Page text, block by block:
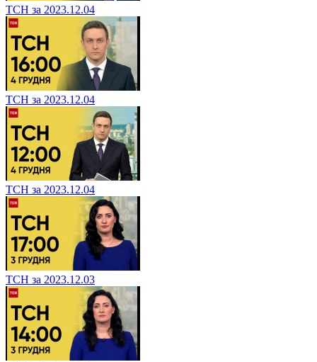
ТСН за 2023.12.04
ТСН за 2023.12.04
ТСН за 2023.12.04
ТСН за 2023.12.03